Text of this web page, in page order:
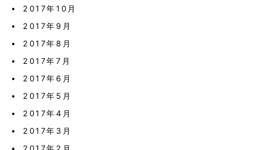
2017年10月
2017年9月
2017年8月
2017年7月
2017年6月
2017年5月
2017年4月
2017年3月